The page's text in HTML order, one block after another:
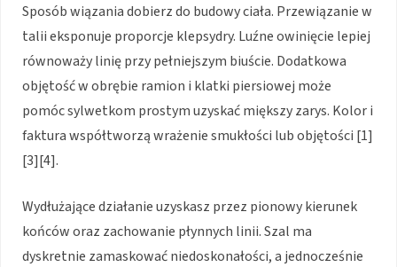
Sposób wiązania dobierz do budowy ciała. Przewiązanie w
talii eksponuje proporcje klepsydry. Luźne owinięcie lepiej
równoważy linię przy pełniejszym biuście. Dodatkowa
objętość w obrębie ramion i klatki piersiowej może
pomóc sylwetkom prostym uzyskać miększy zarys. Kolor i
faktura współtworzą wrażenie smukłości lub objętości [1]
[3][4].
Wydłużające działanie uzyskasz przez pionowy kierunek
końców oraz zachowanie płynnych linii. Szal ma
dyskretnie zamaskować niedoskonałości, a jednocześnie